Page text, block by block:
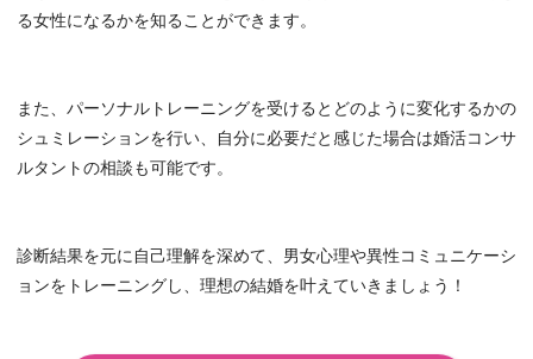
る女性になるかを知ることができます。
また、パーソナルトレーニングを受けるとどのように変化するかの
シュミレーションを行い、自分に必要だと感じた場合は婚活コンサ
ルタントの相談も可能です。
診断結果を元に自己理解を深めて、男女心理や異性コミュニケーシ
ョンをトレーニングし、理想の結婚を叶えていきましょう！